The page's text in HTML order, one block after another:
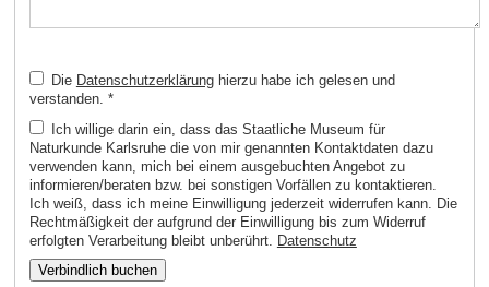
Die Datenschutzerklärunghierzu habe ich gelesen und
verstanden. *
Ich willige darin ein, dass das Staatliche Museum für
Naturkunde Karlsruhe die von mir genannten Kontaktdaten dazu
verwenden kann, mich bei einem ausgebuchten Angebot zu
informieren/beraten bzw. bei sonstigen Vorfällen zu kontaktieren.
Ich weiß, dass ich meine Einwilligung jederzeit widerrufen kann. Die
Rechtmäßigkeit der aufgrund der Einwilligung bis zum Widerruf
erfolgten Verarbeitung bleibt unberührt. Datenschutz
Verbindlich buchen